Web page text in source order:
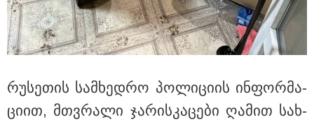
რუ­სე­თის სამ­ხედ­რო პო­ლი­ცი­ის ინ­ფორ­მა­
ცი­ით, მთვრა­ლი ჯა­რის­კა­ცე­ბი ღა­მით სახ­